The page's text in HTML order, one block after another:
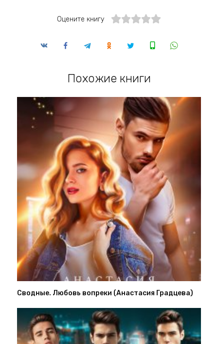
Оцените книгу
Похожие книги
Сводные. Любовь вопреки (Анастасия Градцева)